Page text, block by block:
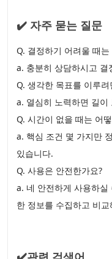
✔️ 자주 묻는 질문
Q. 결정하기 어려울 때
a. 충분히 상담하시고 결
Q. 생각한 목표를 이루
a. 열심히 노력하면 길이
Q. 시간이 없을 때는 어
a. 핵심 조건 몇 가지만
있습니다.
Q. 사용은 안전한가요?
a. 네 안전하게 사용하
한 정보를 수집하고 비